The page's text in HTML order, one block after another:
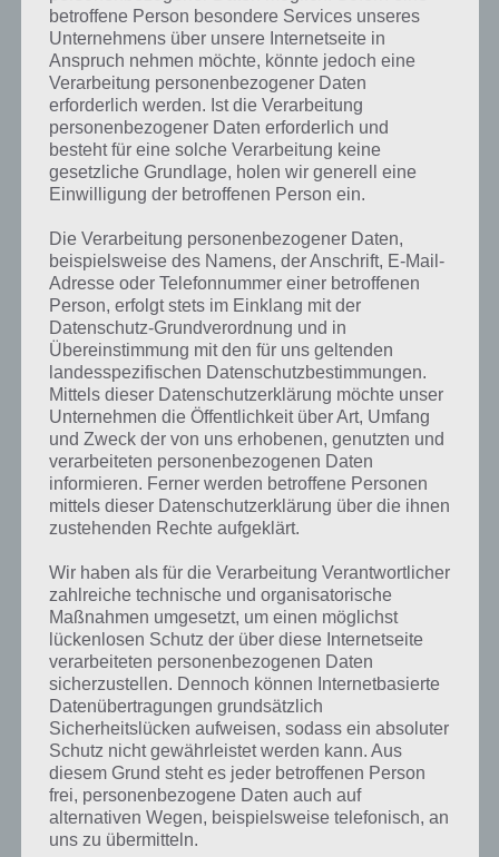
Komplettlösung zur App! Dort
kannst du mit der Suche
schnell die Antworten und
Lösungen der über 300 Level
finden!
Du findest Lösungen auch ohne unsere Hilfe, indem du in der App
Münzen einsetzt. Da diese jedoch begrenzt sind, hast du hier stets
die Möglichkeit alle Antworten zu finden!
Die obige Lösung stimmt leider nicht mehr?
Wenn die Lösung, die wir dir oben Party vorgestellt haben, nicht
mehr aktuell sein sollte oder ein Wort in der Lösung von 94 Prozent
fehlt, so teile uns die korrekten Lösungen einfach in den
Kommentaren mit. Nur so können wir stets die aktuellen Antworten
auf die zahlreichen Fragen und Sachverhalte in der App geben. Da
die Entwickler die Lösungen immer mal wieder verändern.
Darum geht es bei 94%
Was ist 94%? In der App 94% musst du auf Basis eines Bildes oder
einer Aussage die Antworten herausfinden, die von anderen Spielern
am häufigsten genannt worden sind. Nur so kannst du das nächste
Level freischalten. Zusammenaddiert ergeben alle Antworten 94
Prozent, wovon die App ihren Namen hat. Entsprechend ist 94
Prozent ein Wort und Rätsel-Spiel. Bereits über 10 Millionen mal
wurde die App mittlerweile heruntergeladen und gehört mit zu den
erfolgreichsten Spiele Apps in diesem Genre im Google Play Store
und iTunes App Store.
betroffene Person besondere Services unseres
Unternehmens über unsere Internetseite in
Anspruch nehmen möchte, könnte jedoch eine
Verarbeitung personenbezogener Daten
erforderlich werden. Ist die Verarbeitung
personenbezogener Daten erforderlich und
besteht für eine solche Verarbeitung keine
gesetzliche Grundlage, holen wir generell eine
Einwilligung der betroffenen Person ein.
Die Verarbeitung personenbezogener Daten,
beispielsweise des Namens, der Anschrift, E-Mail-
Adresse oder Telefonnummer einer betroffenen
Person, erfolgt stets im Einklang mit der
Datenschutz-Grundverordnung und in
Übereinstimmung mit den für uns geltenden
landesspezifischen Datenschutzbestimmungen.
Mittels dieser Datenschutzerklärung möchte unser
Unternehmen die Öffentlichkeit über Art, Umfang
und Zweck der von uns erhobenen, genutzten und
verarbeiteten personenbezogenen Daten
informieren. Ferner werden betroffene Personen
mittels dieser Datenschutzerklärung über die ihnen
zustehenden Rechte aufgeklärt.
Wir haben als für die Verarbeitung Verantwortlicher
zahlreiche technische und organisatorische
Maßnahmen umgesetzt, um einen möglichst
lückenlosen Schutz der über diese Internetseite
verarbeiteten personenbezogenen Daten
sicherzustellen. Dennoch können Internetbasierte
Datenübertragungen grundsätzlich
Sicherheitslücken aufweisen, sodass ein absoluter
Schutz nicht gewährleistet werden kann. Aus
diesem Grund steht es jeder betroffenen Person
frei, personenbezogene Daten auch auf
alternativen Wegen, beispielsweise telefonisch, an
uns zu übermitteln.